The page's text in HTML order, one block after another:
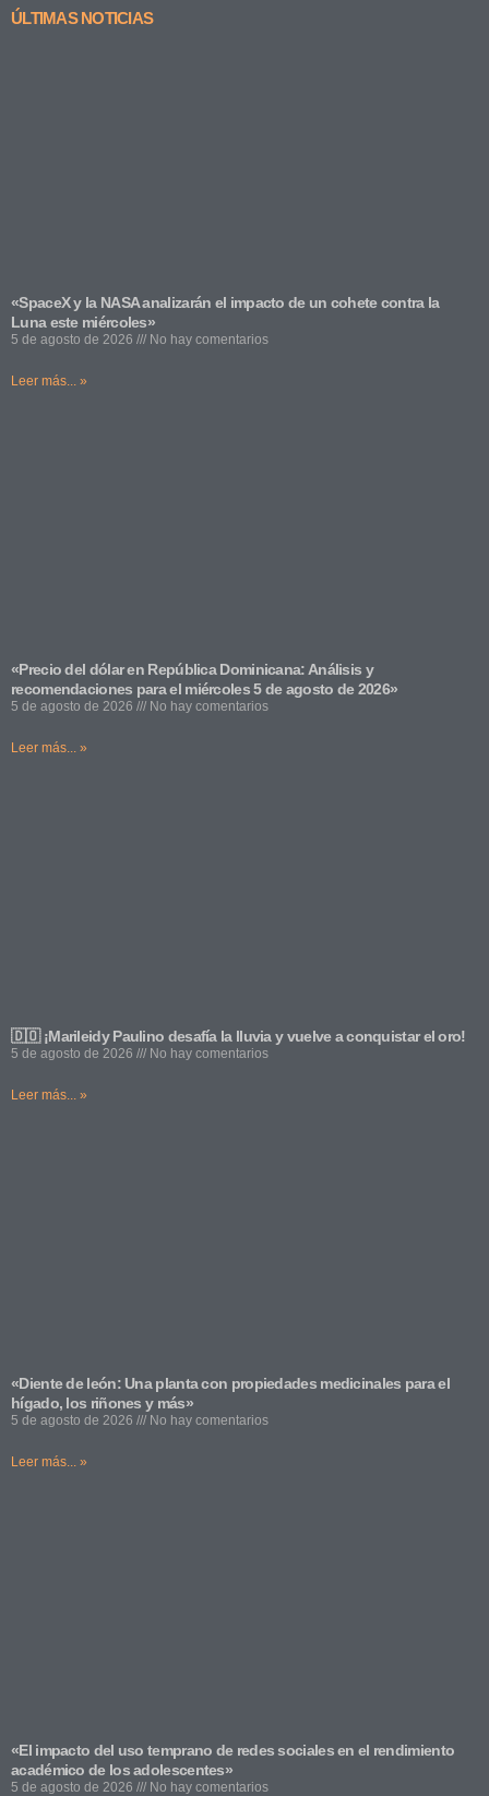
ÚLTIMAS NOTICIAS
«SpaceX y la NASA analizarán el impacto de un cohete contra la
Luna este miércoles»
5 de agosto de 2026 No hay comentarios
Leer más... »
«Precio del dólar en República Dominicana: Análisis y
recomendaciones para el miércoles 5 de agosto de 2026»
5 de agosto de 2026 No hay comentarios
Leer más... »
🇩🇴 ¡Marileidy Paulino desafía la lluvia y vuelve a conquistar el oro!
5 de agosto de 2026 No hay comentarios
Leer más... »
«Diente de león: Una planta con propiedades medicinales para el
hígado, los riñones y más»
5 de agosto de 2026 No hay comentarios
Leer más... »
«El impacto del uso temprano de redes sociales en el rendimiento
académico de los adolescentes»
5 de agosto de 2026 No hay comentarios